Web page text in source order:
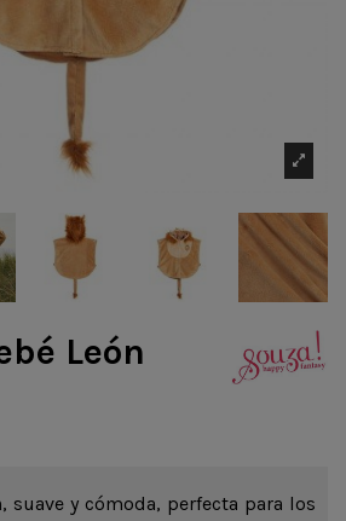
León
suave y cómoda, perfecta para los